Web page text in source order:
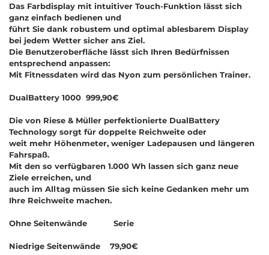
Das Farbdisplay mit intuitiver Touch-Funktion lässt sich
ganz einfach bedienen und
führt Sie dank robustem und optimal ablesbarem Display
bei jedem Wetter sicher ans Ziel.
Die Benutzeroberfläche lässt sich Ihren Bedürfnissen
entsprechend anpassen:
Mit Fitnessdaten wird das Nyon zum persönlichen Trainer.
DualBattery 1000 999,90€
Die von Riese & Müller perfektionierte DualBattery
Technology sorgt für doppelte Reichweite oder
weit mehr Höhenmeter, weniger Ladepausen und längeren
Fahrspaß.
Mit den so verfügbaren 1.000 Wh lassen sich ganz neue
Ziele erreichen, und
auch im Alltag müssen Sie sich keine Gedanken mehr um
Ihre Reichweite machen.
Ohne Seitenwände Serie
Niedrige Seitenwände 79,90€